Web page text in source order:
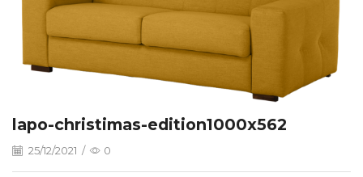
lapo-christimas-edition1000x562
25/12/2021 / 0